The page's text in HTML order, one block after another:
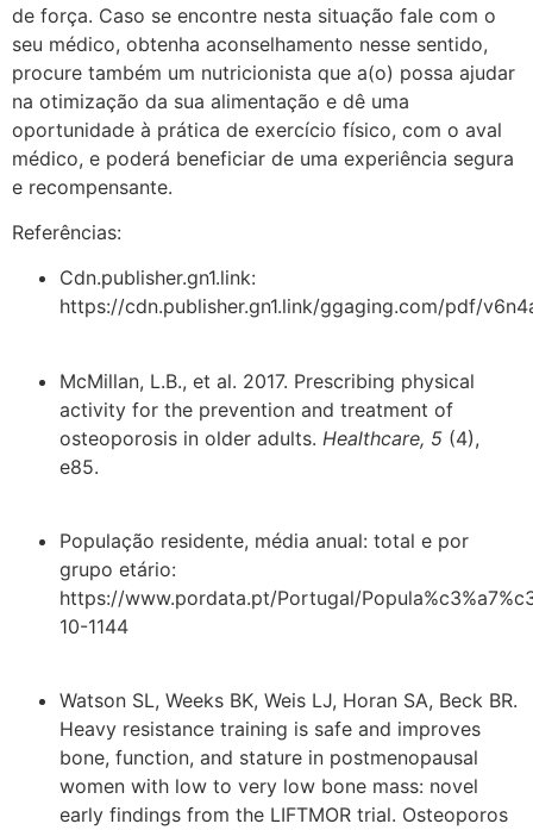
de força. Caso se encontre nesta situação fale com o
seu médico, obtenha aconselhamento nesse sentido,
procure também um nutricionista que a(o) possa ajudar
na otimização da sua alimentação e dê uma
oportunidade à prática de exercício físico, com o aval
médico, e poderá beneficiar de uma experiência segura
e recompensante.
Referências:
Cdn.publisher.gn1.link:
https://cdn.publisher.gn1.link/ggaging.com/pdf/
McMillan, L.B., et al. 2017. Prescribing physical
activity for the prevention and treatment of
osteoporosis in older adults. Healthcare, 5 (4),
e85.
População residente, média anual: total e por
grupo etário:
https://www.pordata.pt/Portugal/
10-1144
Watson SL, Weeks BK, Weis LJ, Horan SA, Beck BR.
Heavy resistance training is safe and improves
bone, function, and stature in postmenopausal
women with low to very low bone mass: novel
early findings from the LIFTMOR trial. Osteoporos